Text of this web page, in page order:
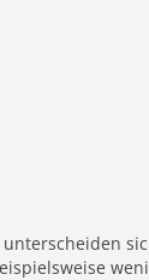
unterscheiden